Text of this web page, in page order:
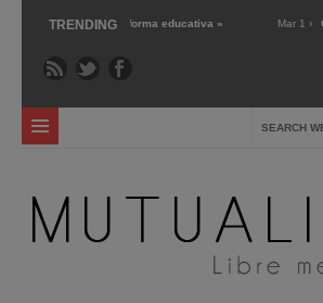
TRENDING
sobre la reforma educativa » Mar 1 ›